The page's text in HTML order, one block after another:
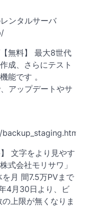
ンタルサーバ
無料】 最大8世代
成、さらにテスト
能です 。
アップデートやサ
文字をより見やす
式会社モリサワ」
月 間7.5万PVまで
4月30日より、ビ
上限が無くなりま